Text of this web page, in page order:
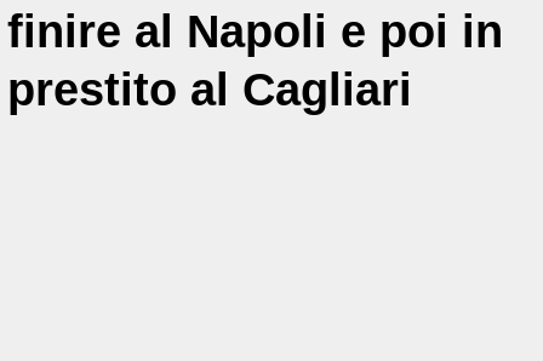
finire al Napoli e poi in
prestito al Cagliari